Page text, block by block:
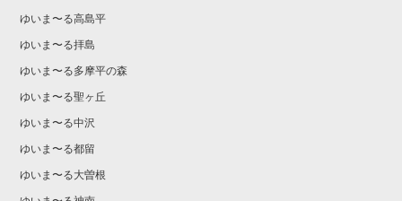
ゆいま〜る高島平
ゆいま〜る拝島
ゆいま〜る多摩平の森
ゆいま〜る聖ヶ丘
ゆいま〜る中沢
ゆいま〜る都留
ゆいま〜る大曽根